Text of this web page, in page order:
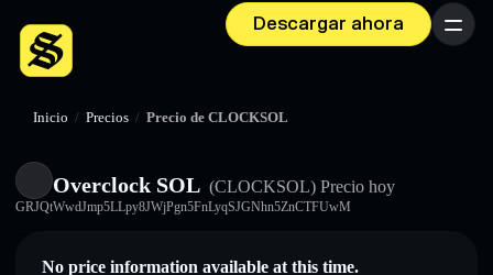
Descargar ahora Menú
Inicio / Precios / Precio de CLOCKSOL
Overclock SOL (CLOCKSOL) Precio hoy
GRJQtWwdJmp5LLpy8JWjPgn5FnLyqSJGNhn5ZnCTFUwM
No price information available at this time.